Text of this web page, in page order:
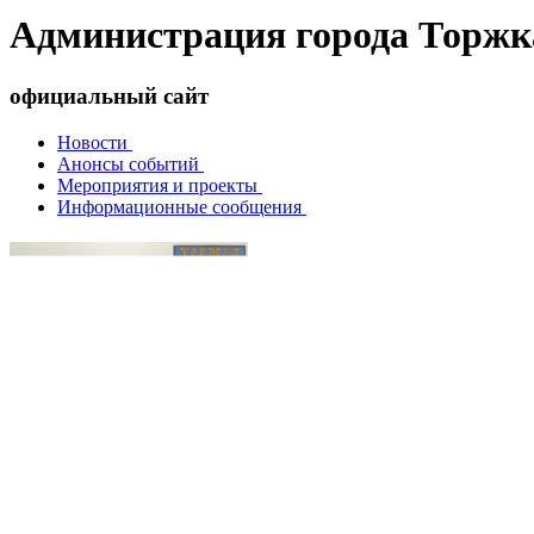
Администрация города
официальный сайт
Новости
Анонсы событий
Мероприятия и проекты
Информационные сообщения